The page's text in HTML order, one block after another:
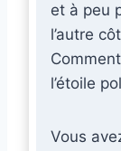
et à peu
l’autre
l’étoile
Vous